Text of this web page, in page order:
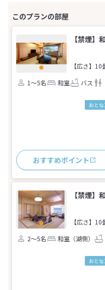
【禁煙】
【広さ】10
1～5名
和室 バス
おと
おすすめポイント
【禁煙】
【広さ】10
2～5名
和室（湖側）
おと